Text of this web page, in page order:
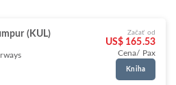
(KUL) Začať od
US$ 165.53
Cena/ Pax
Kniha